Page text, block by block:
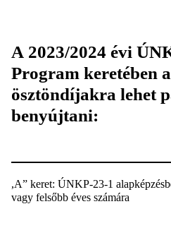
A 2023/2024 évi
Program keretében
ösztöndíjakra lehet
benyújtani:
,A” keret: ÚNKP-23-1
vagy felsőbb éves számára